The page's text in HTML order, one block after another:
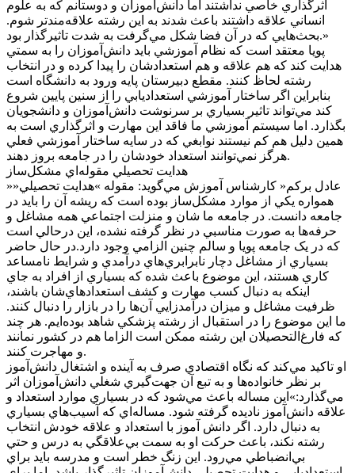
اثرگذاري خاصي نداشتند اما دانش‌آموزان و دوستانم که به علوم
انساني علاقه داشتند باعث شدند به اين رشته علاقه‌مندتر شوم.
بحث‌هايي که در آن فضا شکل مي‌گرفت به شدت تاثيرگذار بود.»
پويا معتقد است که نظام آموزشي بايد دانش‌آموزان را به سمتي
هدايت کند که هم علاقه و هم استعدادشان را پيدا کرده و در انتخاب
رشته لحاظ کنند. مقطع دبيرستان پايه ورود به دانشگاه است
بنابراين اگر ساختار آموزشي استعداديابي را از سنين پايين شروع
کند مي‌تواند تاثير بسياري بر سرنوشت دانش‌آموزان و دانشجويان
بگذارد. اما سيستم آموزشي ما فاقد اين مهارت و اثرگذاري است به
همين دليل هم کم نيستند نوابغي که در سايه ساختار آموزشي فعلي
هرگز نمي‌توانند استعداد خودشان را در جامعه بروز دهند.
هدايت تحصيلي مقوله‌اي مشکل‌ساز
»عادل برکم« کارشناس آموزش مي‌گويد: مقوله »هدايت تحصيلي«
همواره يکي از موارد مشکل‌ساز بوده است که ريشه آن را بايد در
جامعه دانست. در جامعه ما شان و منزلت اجتماعي همه مشاغل و
حرفه‌ها به صورت مناسبي در نظر گرفته نشده، اين درحالي است
که در يک جامعه پويا و سالم چنين الزامي وجود دارد.در حال حاضر
بسياري از مشاغل دچار نابرابري‌هاي درآمدي و شرايط نامساعد
کاري هستند، اين موضوع باعث شده که بسياري از افراد به جاي
اينکه به دنبال کسب مهارت و کشف استعدادهاي‌شان باشند،
ظرفيت مشاغل و ميزان درآمدزايي آن‌ها را در بازار را دنبال کنند.
ما اين موضوع را در استقبال از رشته پزشکي شاهد بوده‌ايم. هر چند
که فارغ‌التحصيلان اين رشته ممکن است الزاما هم در کشور نمانند
و مهاجرت کنند.
او تاکيد مي‌کند که نگاه اقتصادي صرف به آينده و اشتغال دانش‌آموز
بر نظر خانواده‌ها و به تبع آن جهت‌گيري شغلي دانش‌آموزان اثر
مي‌گذارد:»اين مساله باعث مي‌شود که در بسياري موارد استعداد و
علاقه دانش‌آموز ناديده گرفته شود. مساله‌اي که آسيب‌هاي بسياري
به دنبال دارد. اگر دانش آموز با استعداد و علاقه خودش انتخاب
رشته نکند، باعث حرکت او به سمت بي‌علاقگي به درس و حتي
بي‌انضباطي مي‌رود. اين زنگ خطر است و مدرسه بايد براي